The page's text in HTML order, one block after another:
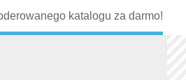
katalogu za darmo!